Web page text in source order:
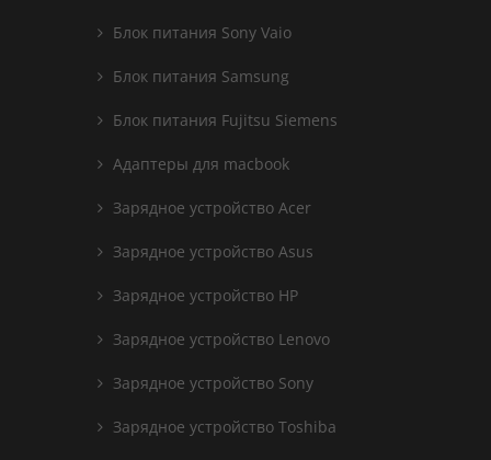
Блок питания Sony Vaio
Блок питания Samsung
Блок питания Fujitsu Siemens
Адаптеры для macbook
Зарядное устройство Acer
Зарядное устройство Asus
Зарядное устройство HP
Зарядное устройство Lenovo
Зарядное устройство Sony
Зарядное устройство Toshiba